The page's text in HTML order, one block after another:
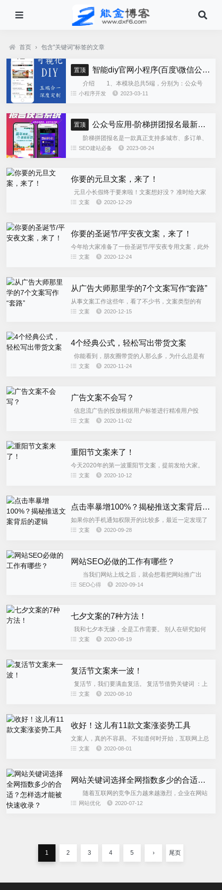
首页 › 包含"关键词"标签的文章
置顶 智能diy官网小程序(百度\微信公众号\微信小程序\支付宝\抖音小程序)独立版
介绍 1、本模块总共5端，分别为：公众号
h5、微信小程序、百度小程序、支付宝小程序、......
小程序开发 2023-03-11
置顶 公众号应用-阶梯拼团报名最新版本源码程序
阶梯拼团报名是一款真正支持多城市、多订单、
全供应链商业模式，订单统计、核销、一键导出等强
SEO建站必备 2023-08-24
你要的元旦文案，来了！
元旦小长假终于要来啦！文案想好没？ 准时给大家
准备了一份元旦专用文案，此外我们还整理了往年优
文案 2020-12-29
你要的圣诞节/平安夜文案，来了！
今年给大家准备了一份圣诞节/平安夜专用文案，此外
我们还整理了往年优秀借势文案，希望给大家提供灵
文案 2020-12-24
从广告大师那里学的7个文案写作“套路”
从事文案工作这些年，看了不少书，文案类型的有
《文案创作完全手册》《小丰现代汉语广告语法辞
文案 2020-12-15
4个经典公式，轻松写出带货文案
你能看到，朋友圈带货的人那么多，为什么总是有
一些人很招人喜欢，有一些人就会被屏蔽呢。我研究
文案 2020-11-24
广告文案不会写？
信息流广告的投放根据用户标签进行精准用户投
放，有点击才有转化，如何提高点击率广告文案是关
文案 2020-11-02
重阳节文案来了！
今天2020年的第一波重阳节文案，提前发给大家。
重阳节借势关键词 ：登高、采菊、老人节、感恩父
文案 2020-10-12
点击率暴增100%？揭秘推送文案背后的逻辑
如果你的手机通知权限开的比较多，最近一定发现了
一个奇怪的现象： 许多app推送的文案越来越迷惑，
文案 2020-09-28
网站SEO必做的工作有哪些？
当我们网站上线之后，就会想着把网站推广出
去，让很多网友知道和看到你的网站，那么就要推
SEO心得 2020-09-14
七夕文案的7种方法！
我和七夕本无缘，全是工作需要。 别人在研究如何
挑选礼物，是包包还是项链，我在想着怎么写七夕文
文案 2020-08-19
复活节文案来一波！
复活节，我们要满血复活。 复活节借势关键词 ：上
帝复活、疫后重启、彩蛋、兔子、欢乐、食材、糖
文案 2020-08-10
收好！这儿有11款文案涨姿势工具
文案人，真的不容易。 不知道何时开始，互联网上总
是流传着这样一段话—— 文案其实很简单，只要你掌
文案 2020-08-01
网站关键词选择全网指数多少的合适？怎样选才能被快速收录？
随着互联网的竞争压力越来越激烈，企业在网站
的运营过程中一刻也不敢消停，而使用关键词优化网
网站优化 2020-07-12
1 2 3 4 5 › 尾页